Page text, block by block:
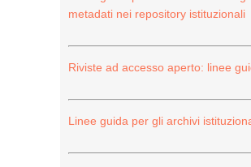
metadati nei repository istituzionali
Riviste ad accesso aperto: linee
Linee guida per gli archivi